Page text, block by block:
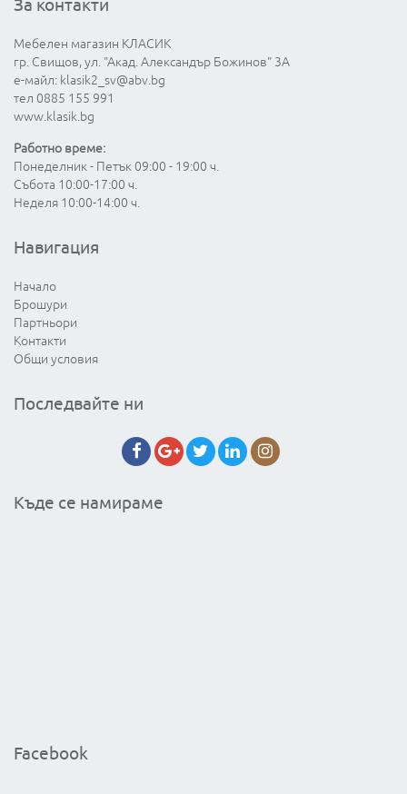
За контакти
Мебелен магазин КЛАСИК
гр. Свищов, ул. "Акад. Александър Божинов" 3А
е-майл: klasik2_sv@abv.bg
тел 0885 155 991
www.klasik.bg
Работно време:
Понеделник - Петък 09:00 - 19:00 ч.
Събота 10:00-17:00 ч.
Неделя 10:00-14:00 ч.
Навигация
Начало
Брошури
Партньори
Контакти
Общи условия
Последвайте ни
Къде се намираме
Facebook